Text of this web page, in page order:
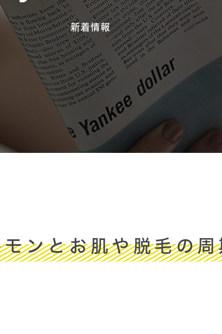
新着情報
ンとお肌や脱毛の